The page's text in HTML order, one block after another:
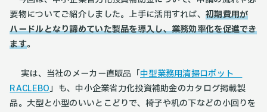
要物についてご紹介しました。上手に活用すれば、 初期費用が
ハードルとなり諦めていた製品を導入し、業務効率化を促進でき
ます。
実は、当社のメーカー直販品「中型業務用清掃ロボット
RACLEBO」も、中小企業省力化投資補助金のカタログ掲載製
品。大型と小型のいいとこどりで、椅子や机の下などの小回りを